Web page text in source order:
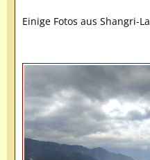
Einige Fotos aus Shangri-La